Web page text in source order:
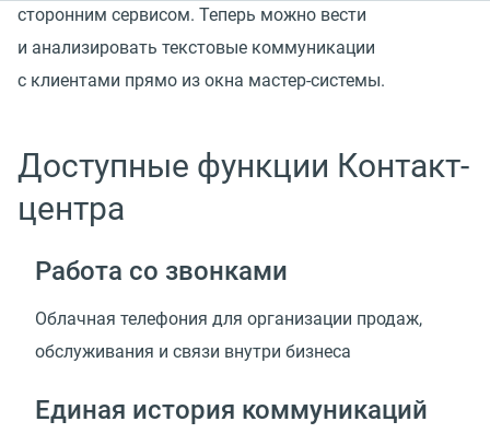
сторонним сервисом. Теперь можно вести
и анализировать текстовые коммуникации
с клиентами прямо из окна мастер-системы.
Доступные функции Контакт-
центра
Работа со звонками
Облачная телефония для организации продаж,
обслуживания и связи внутри бизнеса
Единая история коммуникаций